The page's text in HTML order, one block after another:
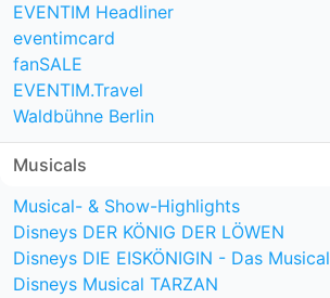
EVENTIM Headliner
eventimcard
fanSALE
EVENTIM.Travel
Waldbühne Berlin
Musicals
Musical- & Show-Highlights
Disneys DER KÖNIG DER LÖWEN
Disneys DIE EISKÖNIGIN - Das Musical
Disneys Musical TARZAN